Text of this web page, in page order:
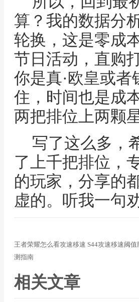
算？我的数据分
轮换，这是零成
节日活动，直购
你是真·欧皇或
住，时间也是成
两把排位上两颗星
写了这么多，
了上千把排位，
的玩家，分享的
虚的。听我一句
王者荣耀怎么看攻速移速 S44攻速移速阈
测指南
相关文章